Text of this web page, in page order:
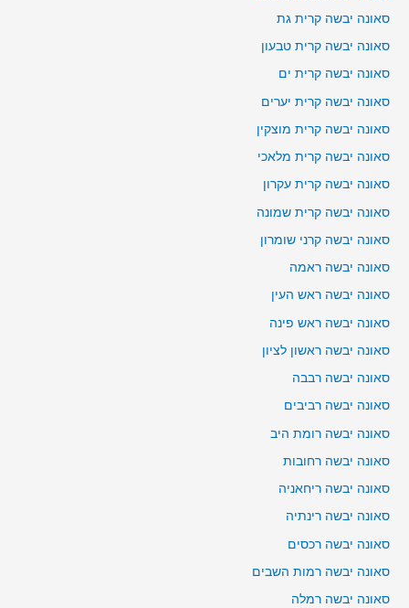
סאונה יבשה קרית גת
סאונה יבשה קרית טבעון
סאונה יבשה קרית ים
סאונה יבשה קרית יערים
סאונה יבשה קרית מוצקין
סאונה יבשה קרית מלאכי
סאונה יבשה קרית עקרון
סאונה יבשה קרית שמונה
סאונה יבשה קרני שומרון
סאונה יבשה ראמה
סאונה יבשה ראש העין
סאונה יבשה ראש פינה
סאונה יבשה ראשון לציון
סאונה יבשה רבבה
סאונה יבשה רביבים
סאונה יבשה רומת היב
סאונה יבשה רחובות
סאונה יבשה ריחאניה
סאונה יבשה רינתיה
סאונה יבשה רכסים
סאונה יבשה רמות השבים
סאונה יבשה רמלה